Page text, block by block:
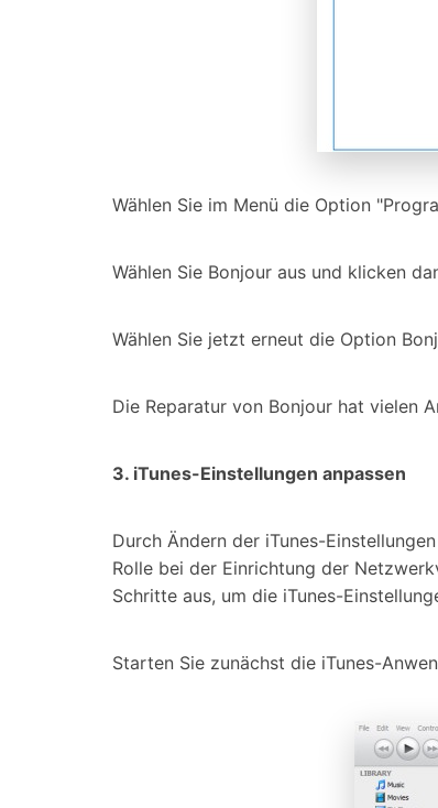
Wählen Sie im Menü die Option
Wählen Sie Bonjour aus und klicken
Wählen Sie jetzt erneut die Option
Die Reparatur von Bonjour hat vielen
3. iTunes-Einstellungen anpassen
Durch Ändern der iTunes-
Rolle bei der Einrichtung der
Schritte aus, um die iTunes-
Starten Sie zunächst die iTunes-